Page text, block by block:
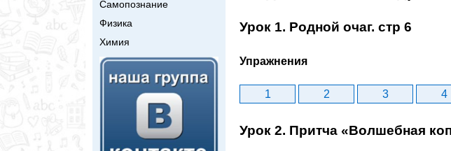
Самопознание
Физика
Химия
Урок 1. Родной очаг. стр 6
Упражнения
1 2 3 4
Урок 2. Притча «Волшебная